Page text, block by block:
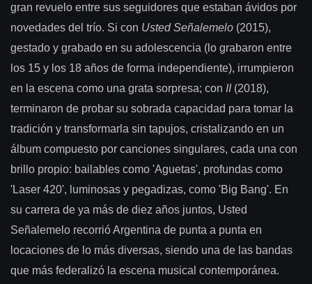
gran revuelo entre sus seguidores que estaban ávidos por
novedades del trío. Si con Usted Señalemelo (2015),
gestado y grabado en su adolescencia (lo grabaron entre
los 15 y los 18 años de forma independiente), irrumpieron
en la escena como una grata sorpresa; con II(2018),
terminaron de probar su sobrada capacidad para tomar la
tradición y transformarla sin tapujos, cristalizando en un
álbum compuesto por canciones singulares, cada una con
brillo propio: bailables como 'Aguetas', profundas como
'Laser 420', luminosas y pegadizas, como 'Big Bang'. En
su carrera de ya más de diez años juntos, Usted
Señalemelo recorrió Argentina de punta a punta en
locaciones de lo más diversas, siendo una de las bandas
que más federalizó la escena musical contemporánea.